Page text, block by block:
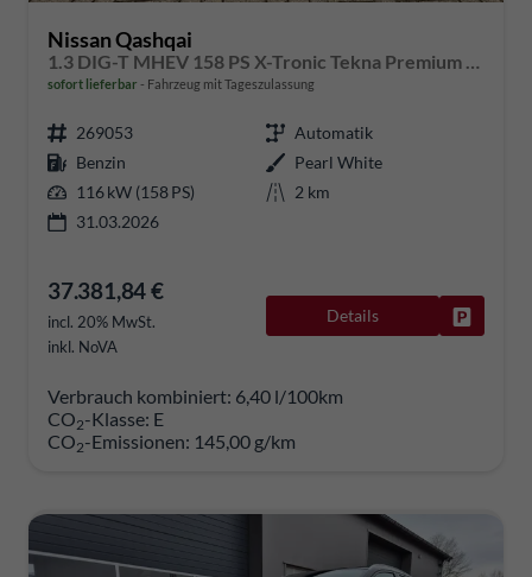
Nissan Qashqai
sofort lieferbar Fahrzeug mit Tageszulassung
269053
Automatik
Benzin
Pearl White
116 kW (158 PS)
2 km
31.03.2026
37.381,84 €
incl. 20% MwSt.
inkl. NoVA
Details
Verbrauch kombiniert: 6,40 l/100km
CO2-Klasse: E
CO2-Emissionen: 145,00 g/km